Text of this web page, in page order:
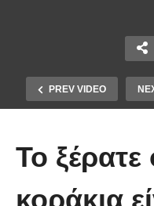
PREV VIDEO
Το ξέρατε